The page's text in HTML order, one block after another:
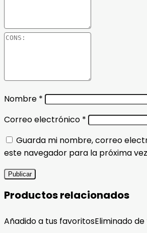
Nombre *
Correo electrónico *
Guarda mi nombre, correo
este navegador para la próxima
Productos relacionados
Añadido a tus favoritosEliminado